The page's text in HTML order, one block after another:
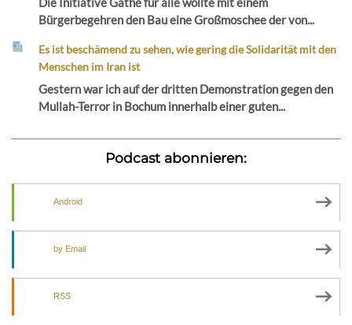
Bürgerbegehren den Bau eine Großmoschee der von...
Es ist beschämend zu sehen, wie gering die Solidarität mit den
Menschen im Iran ist
Gestern war ich auf der dritten Demonstration gegen den
Mullah-Terror in Bochum innerhalb einer guten...
Podcast abonnieren:
Android
by Email
RSS